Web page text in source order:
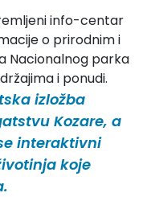
info-centar
o prirodnim i
Nacionalnog parka
i ponudi.
izložba
Kozare, a
interaktivni
koje